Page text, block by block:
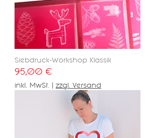
Siebdruck-Workshop Klassik
Preis
95,00 €
inkl. MwSt. zzgl. Versand